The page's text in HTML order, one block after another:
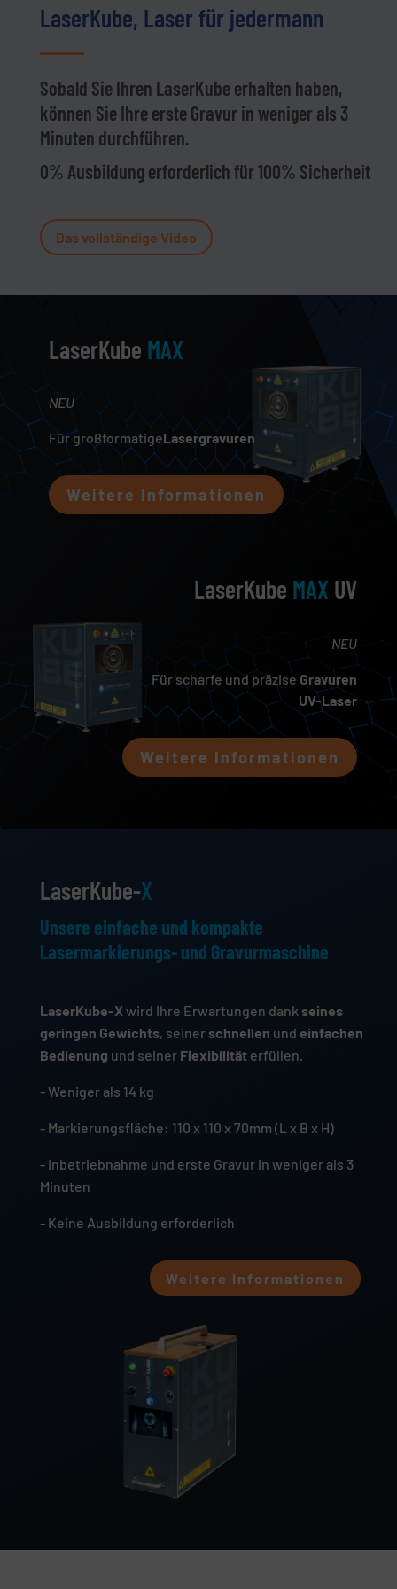
LaserKube, Laser für jedermann
Sobald Sie Ihren LaserKube erhalten haben,
können Sie Ihre erste Gravur in weniger als 3
Minuten durchführen.
0% Ausbildung erforderlich für 100% Sicherheit
Das vollständige Video
LaserKube MAX
NEU
Für großformatigeLasergravuren
Weitere Informationen
LaserKube MAX UV
NEU
Für scharfe und präziseGravuren
UV-Laser
Weitere Informationen
LaserKube-X
Unsere einfache und kompakte
Lasermarkierungs- und Gravurmaschine
LaserKube-Xwird Ihre Erwartungen dank seines
geringen Gewichts, seiner schnellen und einfachen
Bedienung und seiner Flexibilitäterfüllen.
- Weniger als 14 kg
- Markierungsfläche: 110 x 110 x 70mm (L x B x H)
- Inbetriebnahme und erste Gravur in weniger als 3
Minuten
- Keine Ausbildung erforderlich
Weitere Informationen